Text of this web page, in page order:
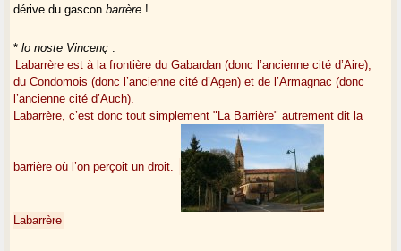
dérive du gasconbarrère !
*lo noste Vincenç :
Labarrère est à la frontière du Gabardan (donc l’ancienne cité d’Aire),
du Condomois (donc l’ancienne cité d’Agen) et de l’Armagnac (donc
l’ancienne cité d’Auch).
Labarrère, c’est donc tout simplement "La Barrière" autrement dit la
barrière où l’on perçoit un droit.
Labarrère